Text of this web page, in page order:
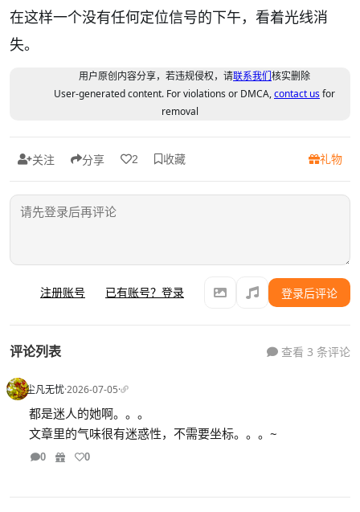
在这样一个没有任何定位信号的下午，看着光线消
失。
用户原创内容分享，若违规侵权，请联系我们核实删除
User-generated content. For violations or DMCA,contact usfor
removal
关注 分享 2 收藏 礼物
注册账号 已有账号？登录 登录后评论
评论列表 查看 3 条评论
尘凡无忧·2026-07-05·
都是迷人的她啊。。。
文章里的气味很有迷惑性，不需要坐标。。。~
0 0